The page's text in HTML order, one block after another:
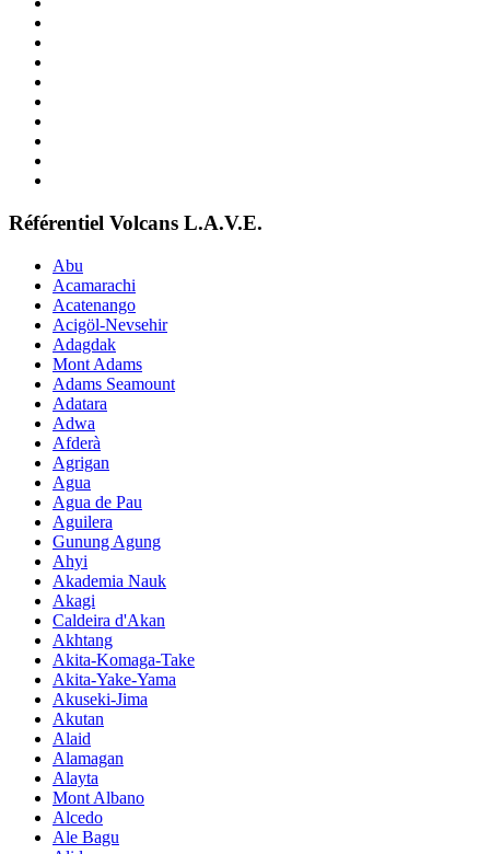
Référentiel Volcans L.A.V.E.
Abu
Acamarachi
Acatenango
Acigöl-Nevsehir
Adagdak
Mont Adams
Adams Seamount
Adatara
Adwa
Afderà
Agrigan
Agua
Agua de Pau
Aguilera
Gunung Agung
Ahyi
Akademia Nauk
Akagi
Caldeira d'Akan
Akhtang
Akita-Komaga-Take
Akita-Yake-Yama
Akuseki-Jima
Akutan
Alaid
Alamagan
Alayta
Mont Albano
Alcedo
Ale Bagu